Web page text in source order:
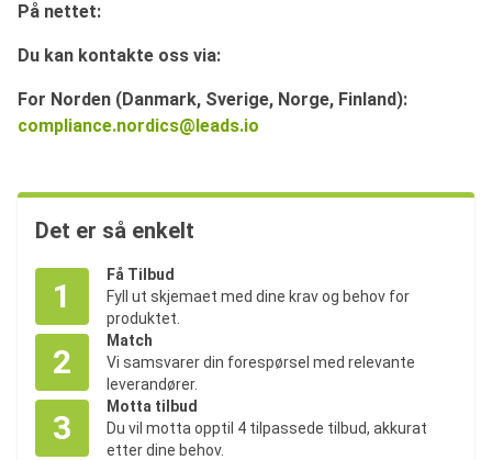
På nettet:
Du kan kontakte oss via:
For Norden (Danmark, Sverige, Norge, Finland):
compliance.nordics@leads.io
Det er så enkelt
1
Få Tilbud
Fyll ut skjemaet med dine krav og behov for
produktet.
2
Match
Vi samsvarer din forespørsel med relevante
leverandører.
3
Motta tilbud
Du vil motta opptil 4 tilpassede tilbud, akkurat
etter dine behov.